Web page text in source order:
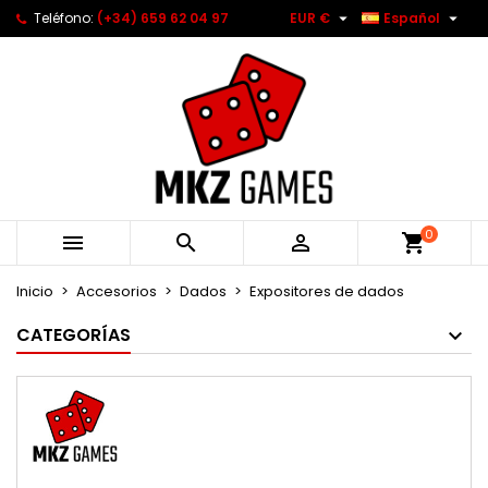
Teléfono: (+34) 659 62 04 97 Español 
EUR € 
   0
Inicio Accesorios Dados Expositores de dados
CATEGORÍAS